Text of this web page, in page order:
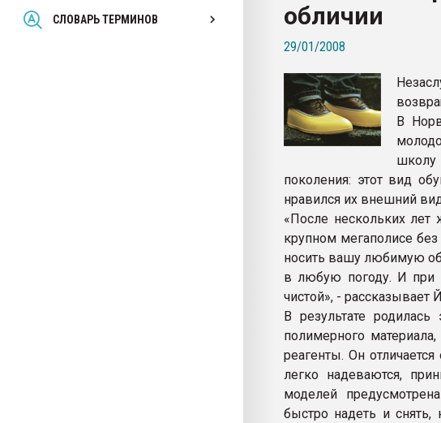
СЛОВАРЬ ТЕРМИНОВ
Всё, что касается выдува ПЭТ
бутылок
ПЕРЕЙТИ НА ФОРУМ
обличии
29/01/2008
В
школу
поколения: этот вид
нравился их внешний
«После нескольких
крупном мегаполисе
носить вашу любимую
в любую погоду. И при
чистой», - рассказывает
В результате
полимерного
реагенты. Он
легко надеваются,
моделей
быстро надеть и снять,